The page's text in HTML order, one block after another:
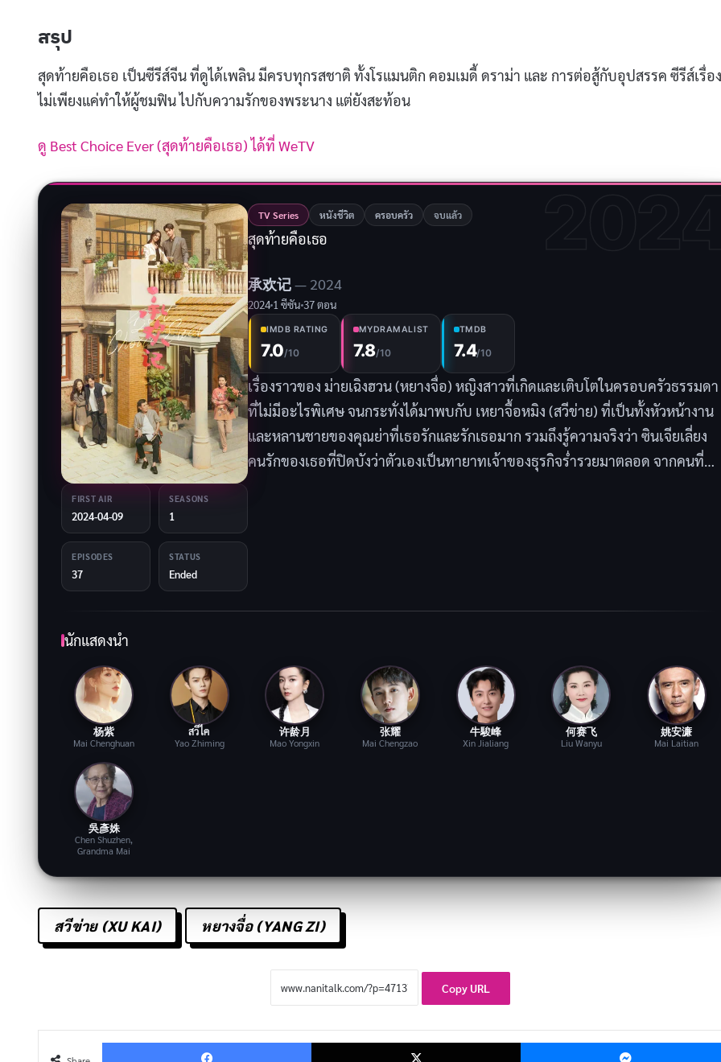
สรุป
สุดท้ายคือเธอ เป็นซีรีส์จีน ที่ดูได้เพลิน มีครบทุกรสชาติ ทั้งโรแมนติก คอมเมดี้ ดราม่า และ การต่อสู้กับอุปสรรค ซีรีส์เรื่อ
ไม่เพียงแค่ทำให้ผู้ชมฟิน ไปกับความรักของพระนาง แต่ยังสะท้อน
ดู Best Choice Ever (สุดท้ายคือเธอ) ได้ที่ WeTV
FIRST AIR
2024-04-09
SEASONS
1
EPISODES
37
STATUS
Ended
TV Series หนังชีวิต ครอบครัว จบแล้ว
สุดท้ายคือเธอ
承欢记— 2024
2024 1 ซีซัน 37 ตอน
IMDB RATING
7.0/10
MYDRAMALIST
7.8/10
TMDB
7.4/10
เรื่องราวของ ม่ายเฉิงฮวน (หยางจื่อ) หญิงสาวที่เกิดและเติบโตในครอบครัวธรรมดา
ที่ไม่มีอะไรพิเศษ จนกระทั่งได้มาพบกับ เหยาจื้อหมิง (สวีข่าย) ที่เป็นทั้งหัวหน้างาน
และหลานชายของคุณย่าที่เธอรักและรักเธอมาก รวมถึงรู้ความจริงว่า ซินเจียเลี่ยง
คนรักของเธอที่ปิดบังว่าตัวเองเป็นทายาทเจ้าของธุรกิจร่ำรวยมาตลอด จากคนที่
นักแสดงนำ
杨紫
Mai Chenghuan
สวีไค
Yao Zhiming
许龄月
Mao Yongxin
张耀
Mai Chengzao
牛駿峰
Xin Jialiang
何赛飞
Liu Wanyu
姚安濂
Mai Laitian
吳彥姝
Chen Shuzhen,
Grandma Mai
สวีข่าย (XU KAI) หยางจื่อ (YANG ZI)
Copy URL
Facebook X